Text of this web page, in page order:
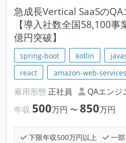
急成長Vertical SaaSのQA
【導入社数全国58,100
億円突破】
spring-boot kotlin
react
amazon-web-services
雇用形態 正社員 QAエンジ
年収 500万円 〜 850万円
下限年収500万円以上
一